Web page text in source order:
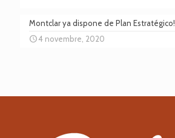
Montclar ya dispone de Plan Estratégico!
4 novembre, 2020